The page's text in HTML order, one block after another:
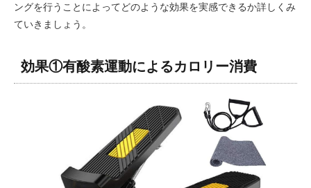
ングを行うことによってどのような効果を実感できるか詳しくみ
ていきましょう。
効果①有酸素運動によるカロリー消費